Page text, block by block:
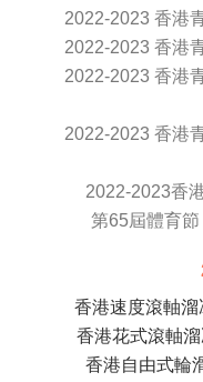
2022-2023 香港
2022-2023 香港
2022-2023 香港
2022-2023 香港
2022-2023香
第65屆體育
香港速度滾軸
香港花式滾軸
香港自由式輪